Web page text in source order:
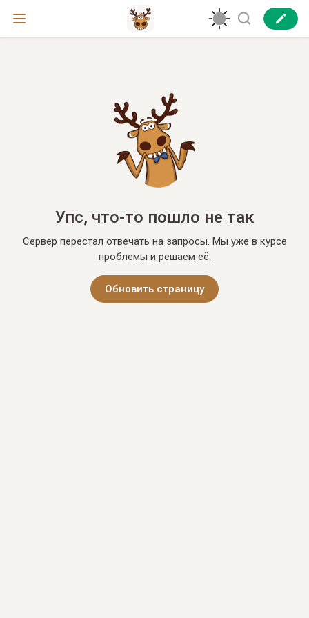
Упс, что-то пошло не так
Сервер перестал отвечать на запросы. Мы уже в курсе
проблемы и решаем её.
Обновить страницу